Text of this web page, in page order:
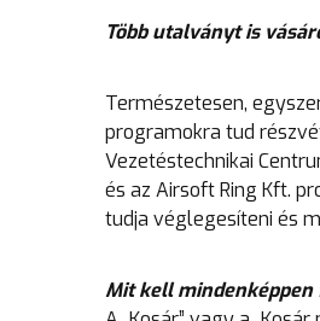
Több utalványt is
Természetesen,
programokra tud
Vezetéstechnikai
és az Airsoft Ring Kft.
tudja véglegesíteni és
Mit kell